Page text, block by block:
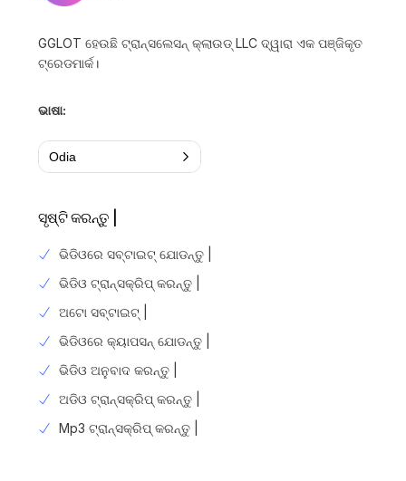
GGLOT ହେଉଛି ଟ୍ରାନ୍ସଲେସନ୍ କ୍ଲାଉଡ୍ LLC ଦ୍ୱାରା ଏକ ପଞ୍ଜିକୃତ
ଟ୍ରେଡମାର୍କ।
ଭାଷା:
Odia
ସୃଷ୍ଟି କରନ୍ତୁ |
ଭିଡିଓରେ ସବ୍ଟାଇଟ୍ ଯୋଡନ୍ତୁ |
ଭିଡିଓ ଟ୍ରାନ୍ସକ୍ରିପ୍ କରନ୍ତୁ |
ଅଟୋ ସବ୍ଟାଇଟ୍ |
ଭିଡିଓରେ କ୍ୟାପସନ୍ ଯୋଡନ୍ତୁ |
ଭିଡିଓ ଅନୁବାଦ କରନ୍ତୁ |
ଅଡିଓ ଟ୍ରାନ୍ସକ୍ରିପ୍ କରନ୍ତୁ |
Mp3 ଟ୍ରାନ୍ସକ୍ରିପ୍ କରନ୍ତୁ |